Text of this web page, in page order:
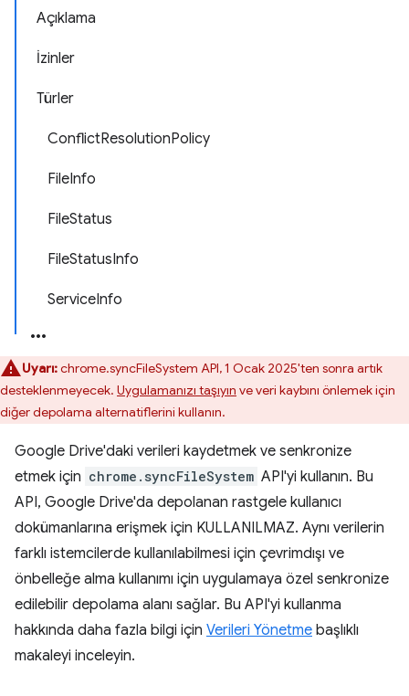
Açıklama
İzinler
Türler
ConflictResolutionPolicy
FileInfo
FileStatus
FileStatusInfo
ServiceInfo
Uyarı:chrome.syncFileSystem API, 1 Ocak 2025'ten sonra artık
desteklenmeyecek. Uygulamanızı taşıyın ve veri kaybını önlemek için
diğer depolama alternatiflerini kullanın.
Google Drive'daki verileri kaydetmek ve senkronize
etmek için chrome.syncFileSystem API'yi kullanın. Bu
API, Google Drive'da depolanan rastgele kullanıcı
dokümanlarına erişmek için KULLANILMAZ. Aynı verilerin
farklı istemcilerde kullanılabilmesi için çevrimdışı ve
önbelleğe alma kullanımı için uygulamaya özel senkronize
edilebilir depolama alanı sağlar. Bu API'yi kullanma
hakkında daha fazla bilgi için Verileri Yönetme başlıklı
makaleyi inceleyin.